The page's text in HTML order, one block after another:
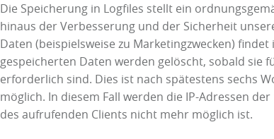
Die Speicherung in Logfiles stellt ein
hinaus der Verbesserung und der Sicherheit
Daten (beispielsweise zu Marketingzwecken)
gespeicherten Daten werden gelöscht, sobald sie
erforderlich sind. Dies ist nach spätestens sechs
möglich. In diesem Fall werden die IP-Adressen
des aufrufenden Clients nicht mehr möglich ist.